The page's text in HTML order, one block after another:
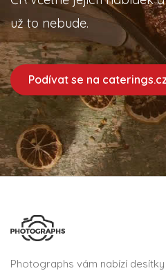
už to nebude.
Podívat se na
Photographs vám nabízí